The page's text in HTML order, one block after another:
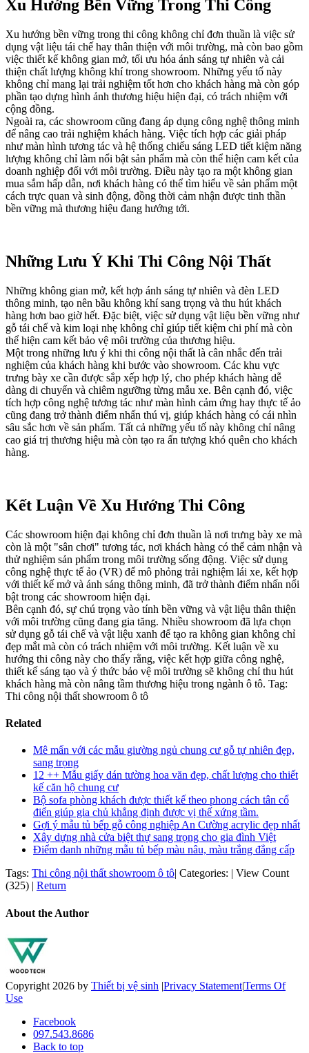
Xu Hướng Bền Vững Trong Thi Công
Xu hướng bền vững trong thi công không chỉ đơn thuần là việc sử
dụng vật liệu tái chế hay thân thiện với môi trường, mà còn bao gồm
việc thiết kế không gian mở, tối ưu hóa ánh sáng tự nhiên và cải
thiện chất lượng không khí trong showroom. Những yếu tố này
không chỉ mang lại trải nghiệm tốt hơn cho khách hàng mà còn góp
phần tạo dựng hình ảnh thương hiệu hiện đại, có trách nhiệm với
cộng đồng.
Ngoài ra, các showroom cũng đang áp dụng công nghệ thông minh
để nâng cao trải nghiệm khách hàng. Việc tích hợp các giải pháp
như màn hình tương tác và hệ thống chiếu sáng LED tiết kiệm năng
lượng không chỉ làm nổi bật sản phẩm mà còn thể hiện cam kết của
doanh nghiệp đối với môi trường. Điều này tạo ra một không gian
mua sắm hấp dẫn, nơi khách hàng có thể tìm hiểu về sản phẩm một
cách trực quan và sinh động, đồng thời cảm nhận được tinh thần
bền vững mà thương hiệu đang hướng tới.
Những Lưu Ý Khi Thi Công Nội Thất
Những không gian mở, kết hợp ánh sáng tự nhiên và đèn LED
thông minh, tạo nên bầu không khí sang trọng và thu hút khách
hàng hơn bao giờ hết. Đặc biệt, việc sử dụng vật liệu bền vững như
gỗ tái chế và kim loại nhẹ không chỉ giúp tiết kiệm chi phí mà còn
thể hiện cam kết bảo vệ môi trường của thương hiệu.
Một trong những lưu ý khi thi công nội thất là cân nhắc đến trải
nghiệm của khách hàng khi bước vào showroom. Các khu vực
trưng bày xe cần được sắp xếp hợp lý, cho phép khách hàng dễ
dàng di chuyển và chiêm ngưỡng từng mẫu xe. Bên cạnh đó, việc
tích hợp công nghệ tương tác như màn hình cảm ứng hay thực tế ảo
cũng đang trở thành điểm nhấn thú vị, giúp khách hàng có cái nhìn
sâu sắc hơn về sản phẩm. Tất cả những yếu tố này không chỉ nâng
cao giá trị thương hiệu mà còn tạo ra ấn tượng khó quên cho khách
hàng.
Kết Luận Về Xu Hướng Thi Công
Các showroom hiện đại không chỉ đơn thuần là nơi trưng bày xe mà
còn là một "sân chơi" tương tác, nơi khách hàng có thể cảm nhận và
thử nghiệm sản phẩm trong môi trường sống động. Việc sử dụng
công nghệ thực tế ảo (VR) để mô phỏng trải nghiệm lái xe, kết hợp
với thiết kế mở và ánh sáng thông minh, đã trở thành điểm nhấn nổi
bật trong các showroom hiện đại.
Bên cạnh đó, sự chú trọng vào tính bền vững và vật liệu thân thiện
với môi trường cũng đang gia tăng. Nhiều showroom đã lựa chọn
sử dụng gỗ tái chế và vật liệu xanh để tạo ra không gian không chỉ
đẹp mắt mà còn có trách nhiệm với môi trường. Kết luận về xu
hướng thi công này cho thấy rằng, việc kết hợp giữa công nghệ,
thiết kế sáng tạo và ý thức bảo vệ môi trường sẽ không chỉ thu hút
khách hàng mà còn nâng tầm thương hiệu trong ngành ô tô. Tag:
Thi công nội thất showroom ô tô
Related
Mê mẩn với các mẫu giường ngủ chung cư gỗ tự nhiên đẹp,
sang trọng
12 ++ Mẫu giấy dán tường hoa văn đẹp, chất lượng cho thiết
kế căn hộ chung cư
Bộ sofa phòng khách được thiết kế theo phong cách tân cổ
điển giúp gia chủ khẳng định được vị thế xứng tầm.
Gợi ý mẫu tủ bếp gỗ công nghiệp An Cường acrylic đẹp nhất
Xây dựng nhà cửa biệt thự sang trọng cho gia đình Việt
Điểm danh những mẫu tủ bếp màu nâu, màu trắng đẳng cấp
Tags: Thi công nội thất showroom ô tô| Categories: | View Count
(325) | Return
About the Author
Copyright 2026 by Thiết bị vệ sinh |Privacy Statement|Terms Of
Use
Facebook
097.543.8686
Back to top